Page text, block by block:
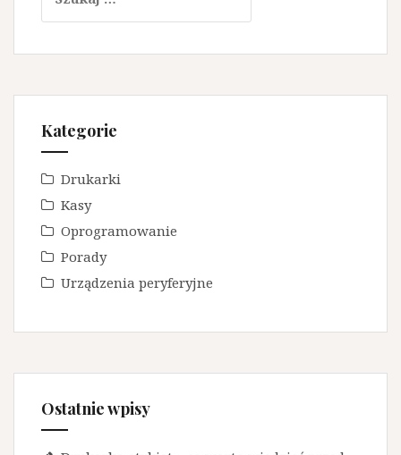
Kategorie
Drukarki
Kasy
Oprogramowanie
Porady
Urządzenia peryferyjne
Ostatnie wpisy